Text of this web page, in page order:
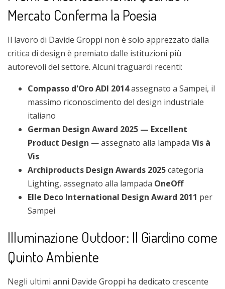
Mercato Conferma la Poesia
Il lavoro di Davide Groppi non è solo apprezzato dalla
critica di design è premiato dalle istituzioni più
autorevoli del settore. Alcuni traguardi recenti:
Compasso d'Oro ADI 2014assegnato a Sampei, il
massimo riconoscimento del design industriale
italiano
German Design Award 2025 — Excellent
Product Design — assegnato alla lampada Vis à
Vis
Archiproducts Design Awards 2025categoria
Lighting, assegnato alla lampada OneOff
Elle Deco International Design Award 2011 per
Sampei
Illuminazione Outdoor: Il Giardino come
Quinto Ambiente
Negli ultimi anni Davide Groppi ha dedicato crescente